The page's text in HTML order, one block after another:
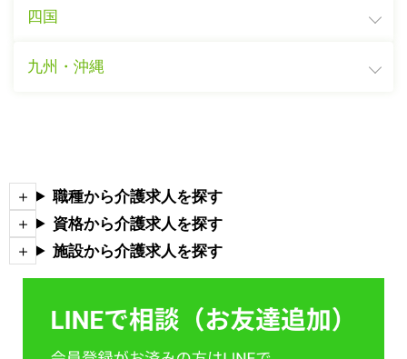
四国
九州・沖縄
職種から介護求人を探す
資格から介護求人を探す
施設から介護求人を探す